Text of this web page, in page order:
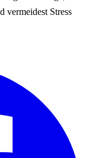
vermeidest Stress